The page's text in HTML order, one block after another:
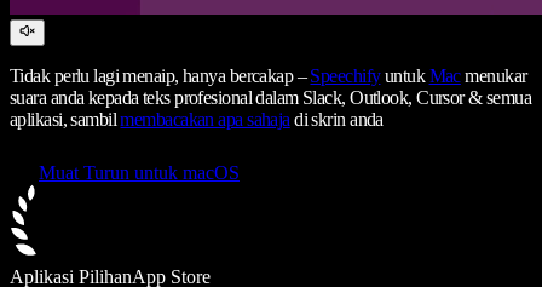
Tidak perlu lagi menaip, hanya bercakap –SpeechifyuntukMacmenukar
suara anda kepada teks profesional dalam Slack, Outlook, Cursor & semua
aplikasi, sambilmembacakan apa sahaja di skrin anda
Muat Turun untuk macOS
Aplikasi PilihanApp Store